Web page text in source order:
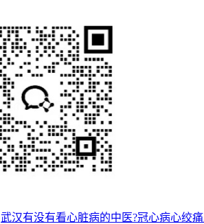
武汉有没有看心脏病的中医?冠心病心绞